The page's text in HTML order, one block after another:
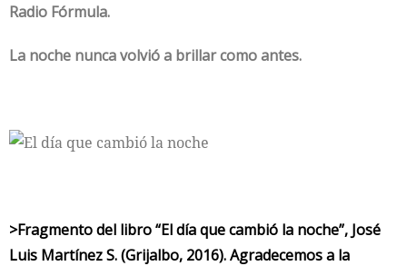
Radio Fórmula.
La noche nunca volvió a brillar como antes.
>Fragmento del libro “El día que cambió la noche”, José
Luis Martínez S. (Grijalbo, 2016). Agradecemos a la